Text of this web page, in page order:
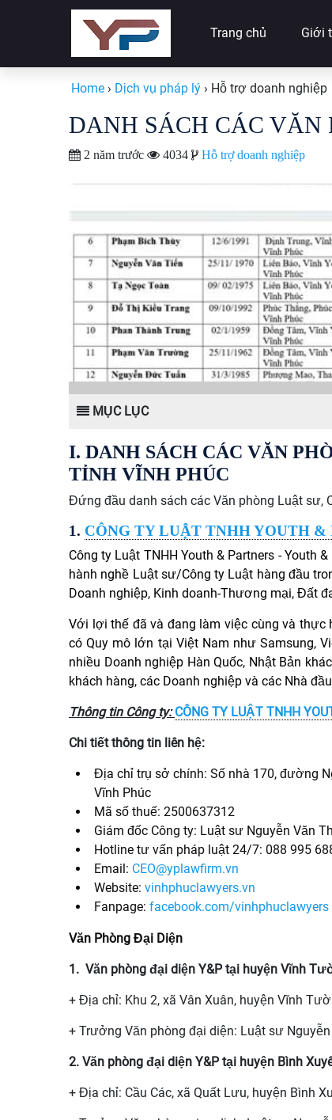
Trang chủ Giới
Home › Dịch vụ pháp lý › Hỗ trợ doanh nghiệp
DANH SÁCH CÁC VĂN
2 năm trước 4034 Hỗ trợ doanh nghiệp
MỤC LỤC
I. DANH SÁCH CÁC VĂN
TỈNH VĨNH PHÚC
Đứng đầu danh sách các Văn phòng Luật sư,
1. CÔNG TY LUẬT TNHH YOUTH &
Công ty Luật TNHH Youth & Partners - Youth
hành nghề Luật sư/Công ty Luật hàng đầu
Doanh nghiệp, Kinh doanh-Thương mại, Đất
Với lợi thế đã và đang làm việc cùng và
có Quy mô lớn tại Việt Nam như Samsung,
nhiều Doanh nghiệp Hàn Quốc, Nhật Bản
khách hàng, các Doanh nghiệp và các Nhà
Thông tin Công ty:CÔNG TY LUẬT TNHH
Chi tiết thông tin liên hệ:
Địa chỉ trụ sở chính: Số nhà 170, đường
Vĩnh Phúc
Mã số thuế: 2500637312
Giám đốc Công ty: Luật sư Nguyễn Văn
Hotline tư vấn pháp luật 24/7: 088 995
Email: CEO@yplawfirm.vn
Website: vinhphuclawyers.vn
Fanpage: facebook.com/vinhphuclawyers
Văn Phòng Đại Diện
1. Văn phòng đại diện Y&P tại huyện Vĩnh
+ Địa chỉ: Khu 2, xã Vân Xuân, huyện Vĩnh
+ Trưởng Văn phòng đại diện: Luật sư
2. Văn phòng đại diện Y&P tại huyện Bình
+ Địa chỉ: Cầu Các, xã Quất Lưu, huyện Bình